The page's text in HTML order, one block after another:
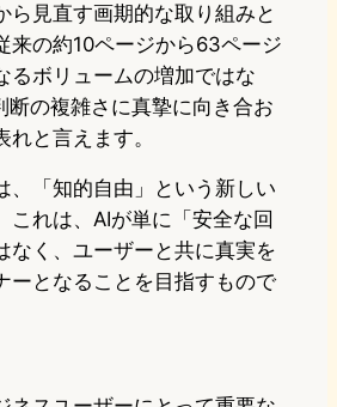
ら見直す画期的な取り組みと
来の約10ページから63ページ
るボリュームの増加ではな
断の複雑さに真摯に向き合お
れと言えます。
、「知的自由」という新しい
これは、AIが単に「安全な回
なく、ユーザーと共に真実を
ーとなることを目指すもので